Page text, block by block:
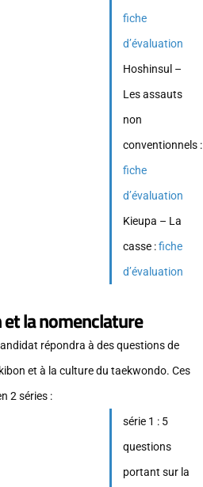
fiche
d’évaluation
Hoshinsul –
Les assauts
non
conventionnels :
fiche
d’évaluation
Kieupa – La
casse :fiche
d’évaluation
et la nomenclature
répondra à des questions de
et à la culture du taekwondo. Ces
2 séries :
série 1 : 5
questions
portant sur la